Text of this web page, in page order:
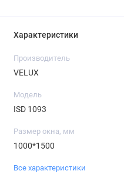
Характеристики
Производитель
VELUX
Модель
ISD 1093
Размер окна, мм
1000*1500
Все характеристики